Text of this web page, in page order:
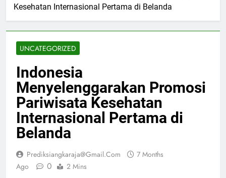
Kesehatan Internasional Pertama di Belanda
UNCATEGORIZED
Indonesia
Menyelenggarakan Promosi
Pariwisata Kesehatan
Internasional Pertama di
Belanda
Prediksiangkaraja@gmail.com
7 Months
Ago
0 2 Mins